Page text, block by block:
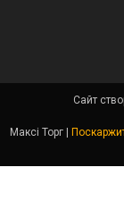
Сайт
Максі Торг |